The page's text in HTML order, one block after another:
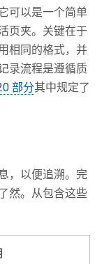
可以是一个简单
页夹。关键在于
相同的格式，并
录流程是遵循质
部分其中规定了
，以便追溯。完
然。从包含这些